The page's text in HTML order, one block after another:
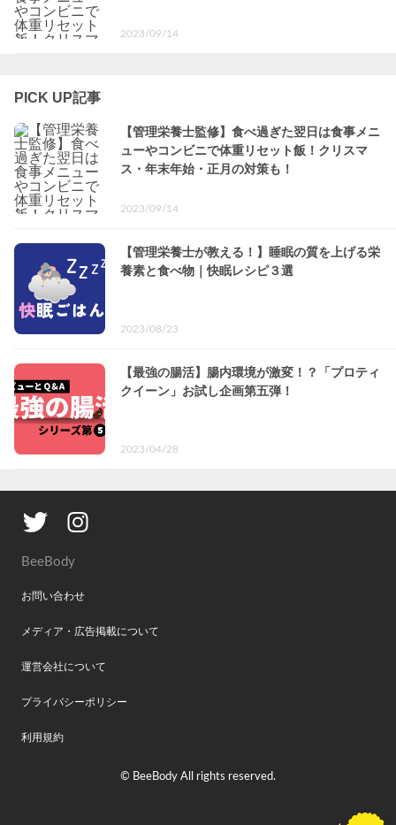
2023/09/14
PICK UP記事
【管理栄養士監修】食べ過ぎた翌日は食事メニ
ューやコンビニで体重リセット飯！クリスマ
ス・年末年始・正月の対策も！
2023/09/14
【管理栄養士が教える！】睡眠の質を上げる栄
養素と食べ物｜快眠レシピ３選
2023/08/23
【最強の腸活】腸内環境が激変！？「プロティ
クイーン」お試し企画第五弾！
2023/04/28
BeeBody
お問い合わせ
メディア・広告掲載について
運営会社について
プライバシーポリシー
利用規約
©︎ BeeBody All rights reserved.